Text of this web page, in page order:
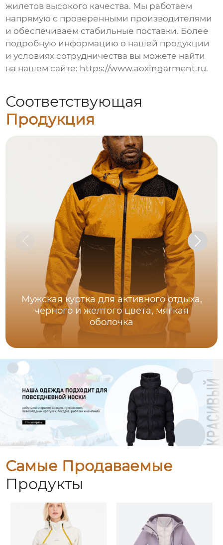
жилетов высокого качества. Мы работаем
напрямую с проверенными производителями
и обеспечиваем стабильные поставки. Более
подробную информацию о нашей продукции
и условиях сотрудничества вы можете найти
на нашем сайте: https://www.aoxingarment.ru.
Соответствующая
Продукция
Мужская куртка для активного отдыха,
черного и желтого цвета, мягкая
оболочка
Самые Продаваемые
Продукты